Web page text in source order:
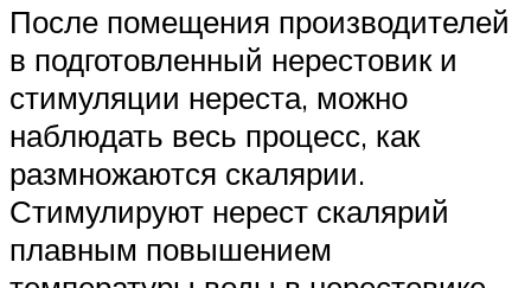
После помещения производителей
в подготовленный нерестовик и
стимуляции нереста, можно
наблюдать весь процесс, как
размножаются скалярии.
Стимулируют нерест скалярий
плавным повышением